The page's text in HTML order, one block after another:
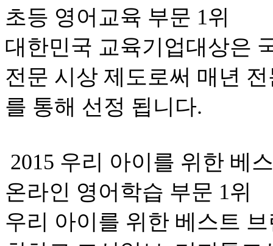
초등 영어교육 부문 1위
대한민국 교육기업대상은
전문 시상 제도로써 매년
를 통해 선정 됩니다.
2015 우리 아이를 위한 베
온라인 영어학습 부문 1위
우리 아이를 위한 베스트